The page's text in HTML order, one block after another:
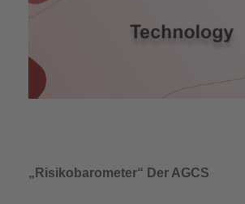
„Risikobarometer“ Der AGCS